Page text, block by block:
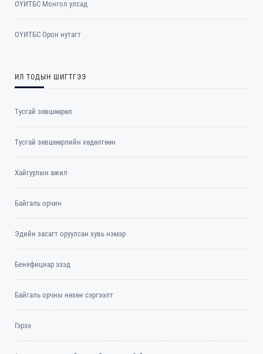
ОYИТБС Монгол улсад
ОYИТБС Орон нутагт
ИЛ ТОДЫН ШИГТГЭЭ
Тусгай зөвшөөрөл
Тусгай зөвшөөрлийн хөдөлгөөн
Хайгуулын ажил
Байгаль орчин
Эдийн засагт оруулсан хувь нэмэр
Бенефициар эзэд
Байгаль орчны нөхөн сэргээлт
Гэрээ